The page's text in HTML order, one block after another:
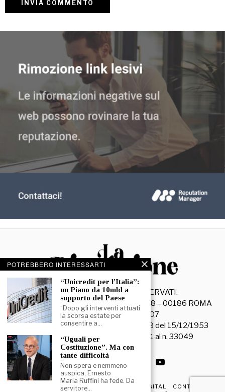
© 2026- TUTTI I DIRITTI RISERVATI.
La Discussione S.r.l. – Piazza Capranica, 78 – 00186 ROMA
C.F. e P. IVA 15045971007
Registrazione Tribunale di Roma n. 3628 del 15/12/1953
La società editrice è iscritta al R.O.C. al n. 33049
PRIVACY & COOKIE POLICY EDIZIONI DIGITALI
CONTATTI
POTREBBERO INTERESSARTI
“Unicredit per l’Italia”:
un Piano da 10mld a
supporto del Paese
“Dopo gli interventi attuati
la scorsa estate per
consentire a…
“Uguali per
Costituzione”. Ma con
tante difficoltà
Non spera e nemmeno
auspica, Ernesto
Maria Ruffini ha fede. Da
servitore…